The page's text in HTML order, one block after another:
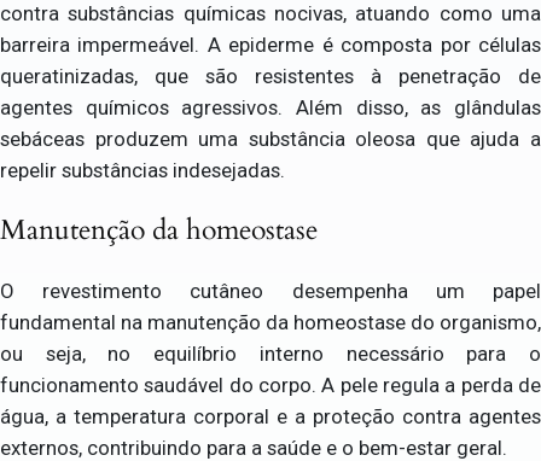
contra substâncias químicas nocivas, atuando como uma
barreira impermeável. A epiderme é composta por células
queratinizadas, que são resistentes à penetração de
agentes químicos agressivos. Além disso, as glândulas
sebáceas produzem uma substância oleosa que ajuda a
repelir substâncias indesejadas.
Manutenção da homeostase
O revestimento cutâneo desempenha um papel
fundamental na manutenção da homeostase do organismo,
ou seja, no equilíbrio interno necessário para o
funcionamento saudável do corpo. A pele regula a perda de
água, a temperatura corporal e a proteção contra agentes
externos, contribuindo para a saúde e o bem-estar geral.